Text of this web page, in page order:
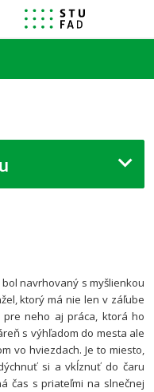
navrhovaný s myšlienkou
ktorý má nie len v záľube
neho aj práca, ktorá ho
s výhľadom do mesta ale
vo hviezdach. Je to miesto,
si a vkĺznuť do čaru
čas s priateľmi na slnečnej